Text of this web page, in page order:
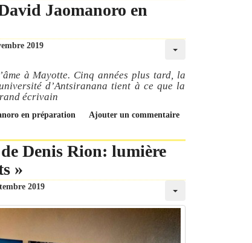
Jaomanoro en
2019
à Mayotte. Cinq années plus tard, la
d’Antsiranana tient à ce que la
écrivain
en préparation Ajouter un commentaire
Denis Rion: lumière
»
2019